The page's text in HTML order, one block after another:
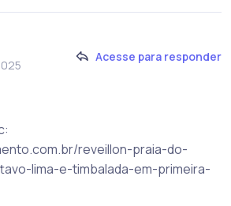
Acesse para responder
reveillon-praia-do-
lima-e-timbalada-em-primeira-